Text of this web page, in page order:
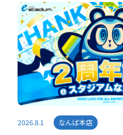
ールド』危機契約
2026.8.1
なんば本店